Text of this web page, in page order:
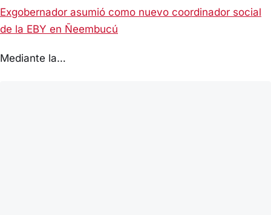
Exgobernador asumió como nuevo coordinador social
de la EBY en Ñeembucú
Mediante la…